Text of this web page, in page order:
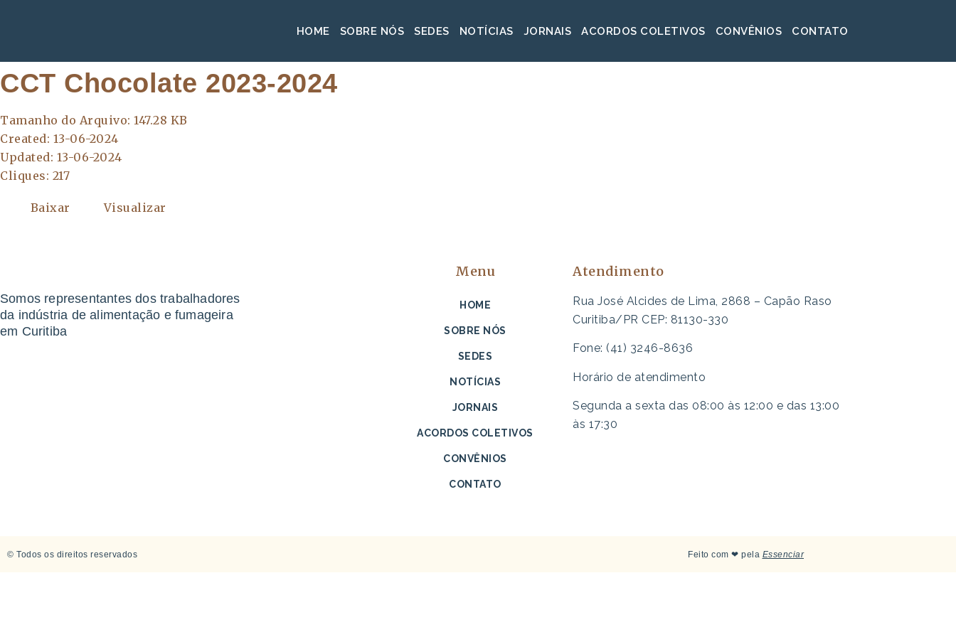
HOME SOBRE NÓS SEDES NOTÍCIAS JORNAIS ACORDOS COLETIVOS CONVÊNIOS CONTATO
CCT Chocolate 2023-2024
Tamanho do Arquivo: 147.28 KB
Created: 13-06-2024
Updated: 13-06-2024
Cliques: 217
Baixar Visualizar
Somos representantes dos trabalhadores
da indústria de alimentação e fumageira
em Curitiba
Menu
HOME
SOBRE NÓS
SEDES
NOTÍCIAS
JORNAIS
ACORDOS COLETIVOS
CONVÊNIOS
CONTATO
Atendimento
Rua José Alcides de Lima, 2868 – Capão Raso
Curitiba/PR CEP: 81130-330
Fone: (41) 3246-8636
Horário de atendimento
Segunda a sexta das 08:00 às 12:00 e das 13:00
às 17:30
© Todos os direitos reservados Feito com ❤ pela Essenciar